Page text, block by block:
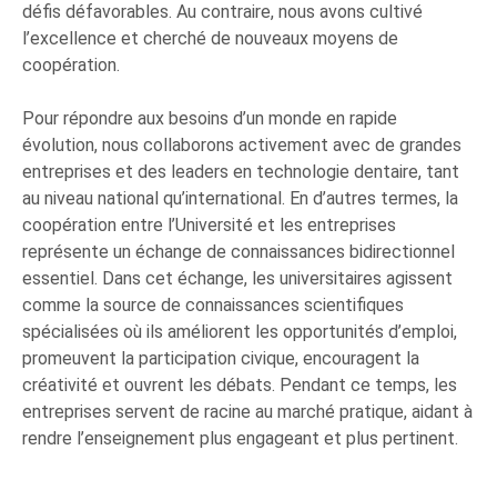
défis défavorables. Au contraire, nous avons cultivé
l’excellence et cherché de nouveaux moyens de
coopération.
Pour répondre aux besoins d’un monde en rapide
évolution, nous collaborons activement avec de grandes
entreprises et des leaders en technologie dentaire, tant
au niveau national qu’international. En d’autres termes, la
coopération entre l’Université et les entreprises
représente un échange de connaissances bidirectionnel
essentiel. Dans cet échange, les universitaires agissent
comme la source de connaissances scientifiques
spécialisées où ils améliorent les opportunités d’emploi,
promeuvent la participation civique, encouragent la
créativité et ouvrent les débats. Pendant ce temps, les
entreprises servent de racine au marché pratique, aidant à
rendre l’enseignement plus engageant et plus pertinent.